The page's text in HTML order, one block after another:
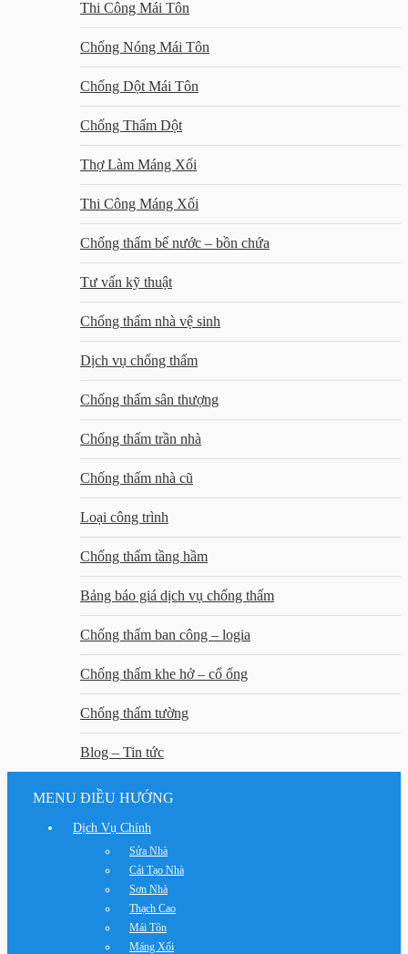
Thi Công Mái Tôn
Chống Nóng Mái Tôn
Chống Dột Mái Tôn
Chống Thấm Dột
Thợ Làm Máng Xối
Thi Công Máng Xối
Chống thấm bể nước – bồn chứa
Tư vấn kỹ thuật
Chống thấm nhà vệ sinh
Dịch vụ chống thấm
Chống thấm sân thượng
Chống thấm trần nhà
Chống thấm nhà cũ
Loại công trình
Chống thấm tầng hầm
Bảng báo giá dịch vụ chống thấm
Chống thấm ban công – logia
Chống thấm khe hở – cổ ống
Chống thấm tường
Blog – Tin tức
MENU ĐIỀU HƯỚNG
Dịch Vụ Chính
Sửa Nhà
Cải Tạo Nhà
Sơn Nhà
Thạch Cao
Mái Tôn
Máng Xối